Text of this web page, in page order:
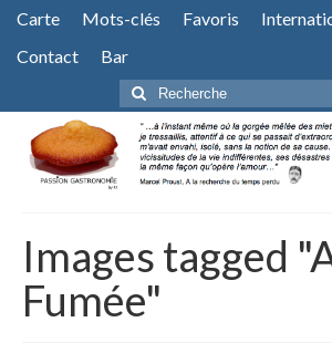
Carte Mots-clés Favoris
Contact
Bar
Rechercher
:
Images tagged
Fumée"